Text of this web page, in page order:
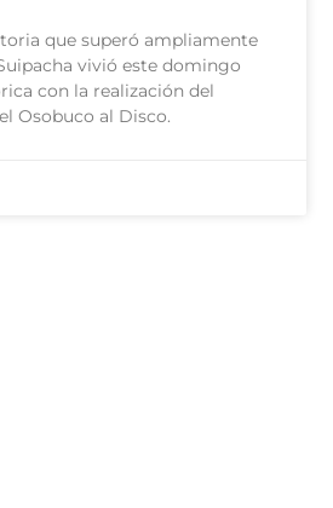
que superó ampliamente
vivió este domingo
con la realización del
Osobuco al Disco.